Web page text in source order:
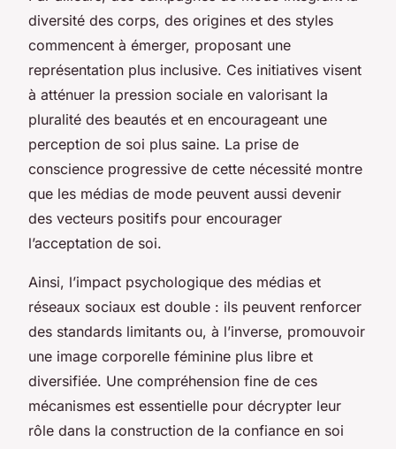
diversité des corps, des origines et des styles
commencent à émerger, proposant une
représentation plus inclusive. Ces initiatives visent
à atténuer la pression sociale en valorisant la
pluralité des beautés et en encourageant une
perception de soi plus saine. La prise de
conscience progressive de cette nécessité montre
que les médias de mode peuvent aussi devenir
des vecteurs positifs pour encourager
l’acceptation de soi.
Ainsi, l’impact psychologique des médias et
réseaux sociaux est double : ils peuvent renforcer
des standards limitants ou, à l’inverse, promouvoir
une image corporelle féminine plus libre et
diversifiée. Une compréhension fine de ces
mécanismes est essentielle pour décrypter leur
rôle dans la construction de la confiance en soi